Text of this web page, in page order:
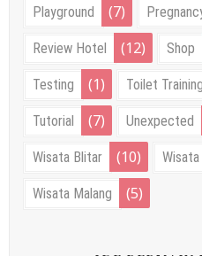
Playground (7)
Review Hotel (12) Shop
Testing (1) Toilet Training
Tutorial (7) Unexpected
Wisata Blitar (10)
Wisata Malang (5)